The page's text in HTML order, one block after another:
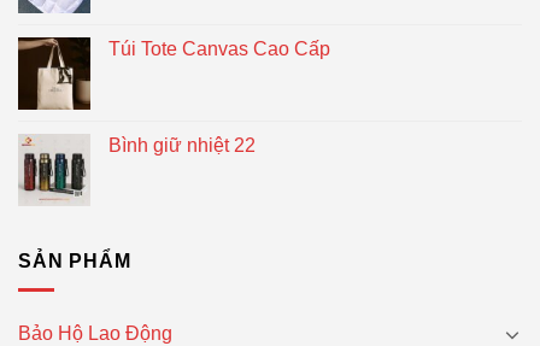
Túi Tote Canvas Cao Cấp
Bình giữ nhiệt 22
SẢN PHẨM
Bảo Hộ Lao Động